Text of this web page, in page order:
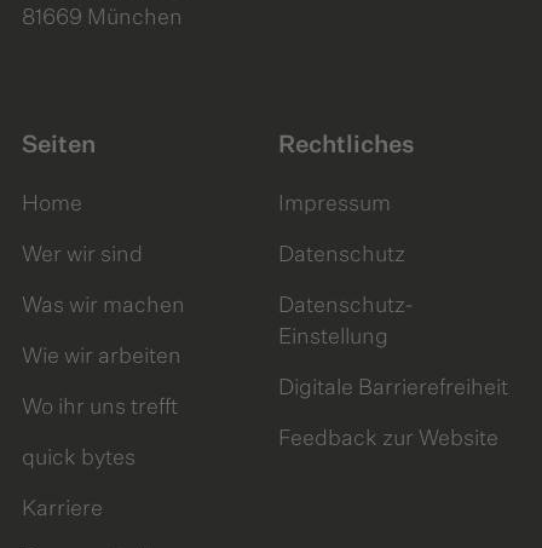
81669 München
Seiten
Home
Wer wir sind
Was wir machen
Wie wir arbeiten
Wo ihr uns trefft
quick bytes
Karriere
Rechtliches
Impressum
Datenschutz
Datenschutz-
Einstellung
Digitale Barrierefreiheit
Feedback zur Website